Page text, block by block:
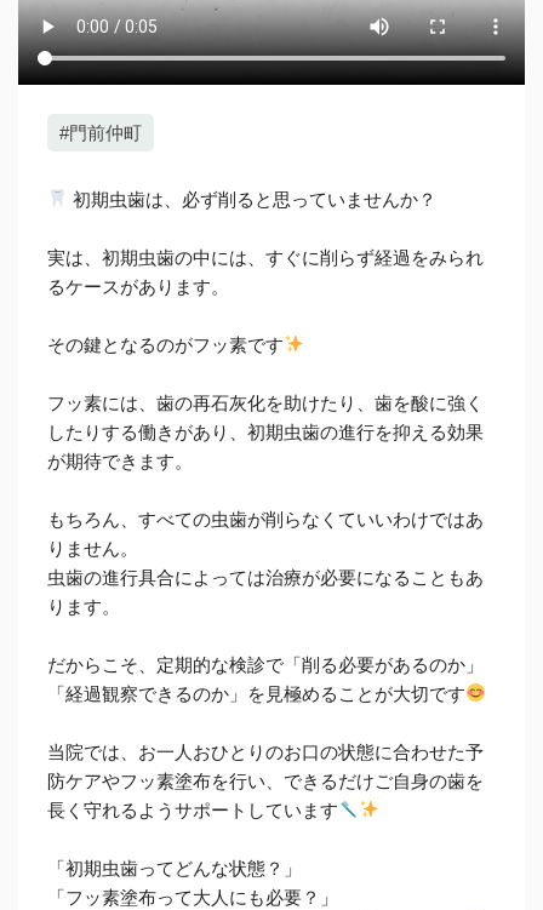
#門前仲町
初期虫歯は、必ず削ると思っていませんか？
実は、初期虫歯の中には、すぐに削らず経過をみられ
るケースがあります。
その鍵となるのがフッ素です
フッ素には、歯の再石灰化を助けたり、歯を酸に強く
したりする働きがあり、初期虫歯の進行を抑える効果
が期待できます。
もちろん、すべての虫歯が削らなくていいわけではあ
りません。
虫歯の進行具合によっては治療が必要になることもあ
ります。
だからこそ、定期的な検診で「削る必要があるのか」
「経過観察できるのか」を見極めることが大切です
当院では、お一人おひとりのお口の状態に合わせた予
防ケアやフッ素塗布を行い、できるだけご自身の歯を
長く守れるようサポートしています
「初期虫歯ってどんな状態？」
「フッ素塗布って大人にも必要？」